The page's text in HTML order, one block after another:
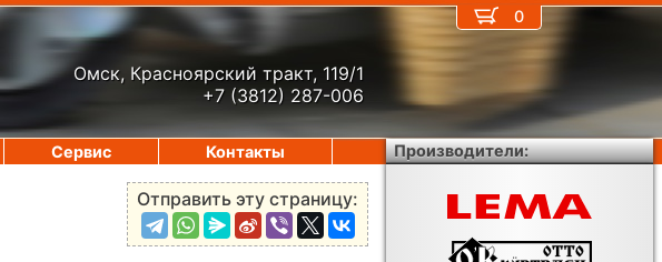
Омск, Красноярский тракт, 119/1
+7 (3812) 287-006
Отправить эту страницу:
0
Сервис Контакты Производители: